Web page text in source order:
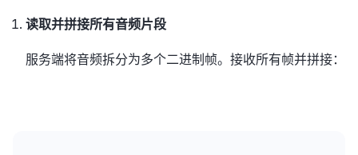
读取并拼接所有音频片段
服务端将音频拆分为多个二进制帧。接收所有帧并拼接：